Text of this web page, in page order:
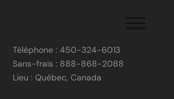
Téléphone : 450-324-6013
Sans-frais : 888-868-2088
Lieu : Québec, Canada